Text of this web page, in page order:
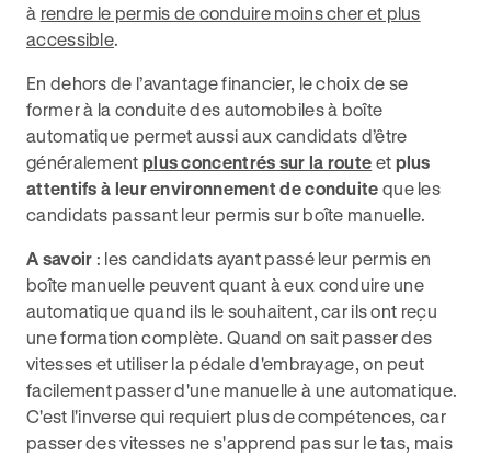
à rendre le permis de conduire moins cher et plus
accessible.
En dehors de l’avantage financier, le choix de se
former à la conduite des automobiles à boîte
automatique permet aussi aux candidats d’être
généralement plus concentrés sur la route et plus
attentifs à leur environnement de conduite que les
candidats passant leur permis sur boîte manuelle.
A savoir : les candidats ayant passé leur permis en
boîte manuelle peuvent quant à eux conduire une
automatique quand ils le souhaitent, car ils ont reçu
une formation complète. Quand on sait passer des
vitesses et utiliser la pédale d'embrayage, on peut
facilement passer d'une manuelle à une automatique.
C'est l'inverse qui requiert plus de compétences, car
passer des vitesses ne s'apprend pas sur le tas, mais